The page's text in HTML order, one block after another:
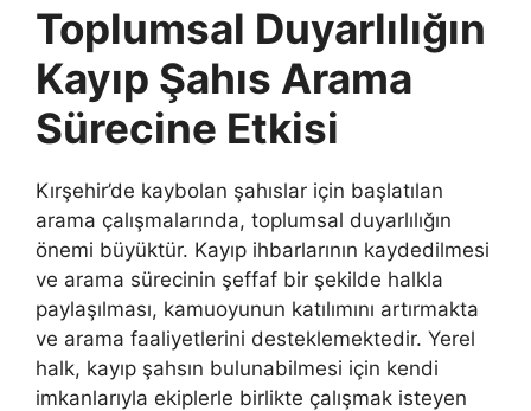
Toplumsal Duyarlılığın
Kayıp Şahıs Arama
Sürecine Etkisi
Kırşehir’de kaybolan şahıslar için başlatılan
arama çalışmalarında, toplumsal duyarlılığın
önemi büyüktür. Kayıp ihbarlarının kaydedilmesi
ve arama sürecinin şeffaf bir şekilde halkla
paylaşılması, kamuoyunun katılımını artırmakta
ve arama faaliyetlerini desteklemektedir. Yerel
halk, kayıp şahsın bulunabilmesi için kendi
imkanlarıyla ekiplerle birlikte çalışmak isteyen